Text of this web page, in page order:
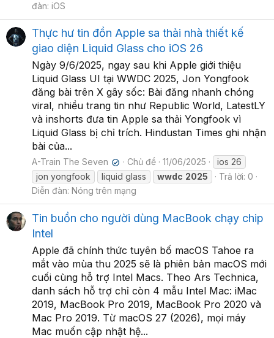
đàn: iOS
Thực hư tin đồn Apple sa thải nhà thiết kế
giao diện Liquid Glass cho iOS 26
Ngày 9/6/2025, ngay sau khi Apple giới thiệu
Liquid Glass UI tại WWDC 2025, Jon Yongfook
đăng bài trên X gây sốc: Bài đăng nhanh chóng
viral, nhiều trang tin như Republic World, LatestLY
và inshorts đưa tin Apple sa thải Yongfook vì
Liquid Glass bị chỉ trích. Hindustan Times ghi nhận
bài của...
A-Train The Seven ✔ Chủ đề 11/06/2025
ios 26
jon yongfook
liquid glass wwdc 2025
Trả lời: 0
Diễn đàn: Nóng trên mạng
Tin buồn cho người dùng MacBook chạy chip
Intel
Apple đã chính thức tuyên bố macOS Tahoe ra
mắt vào mùa thu 2025 sẽ là phiên bản macOS mới
cuối cùng hỗ trợ Intel Macs. Theo Ars Technica,
danh sách hỗ trợ chỉ còn 4 mẫu Intel Mac: iMac
2019, MacBook Pro 2019, MacBook Pro 2020 và
Mac Pro 2019. Từ macOS 27 (2026), mọi máy
Mac muốn cập nhật hệ...